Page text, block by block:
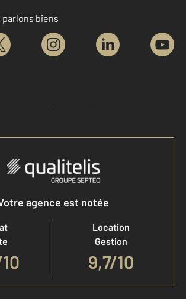
parlons biens
Accéder à mon compte
agence est notée
10
Location
Gestion
9,7/10